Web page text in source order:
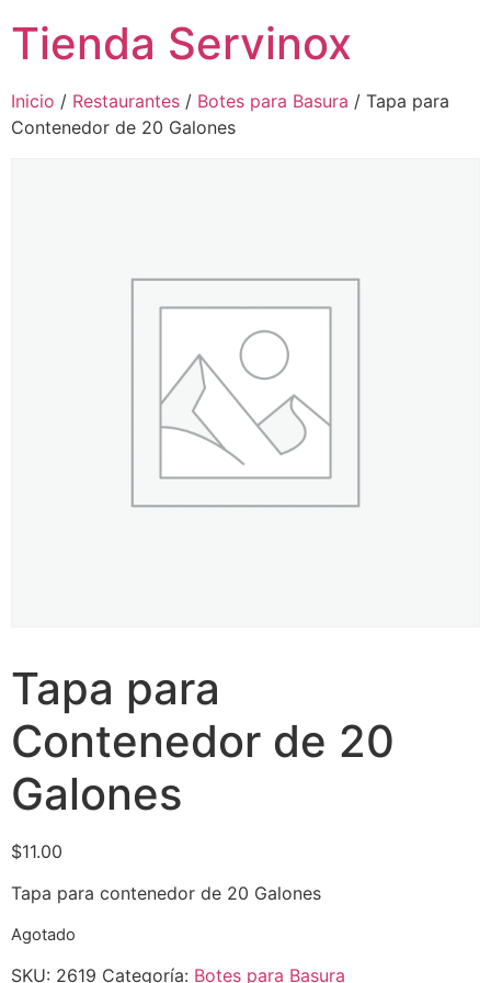
Tienda Servinox
Inicio / Restaurantes / Botes para Basura / Tapa para
Contenedor de 20 Galones
Tapa para
Contenedor de 20
Galones
$11.00
Tapa para contenedor de 20 Galones
Agotado
SKU: 2619 Categoría: Botes para Basura